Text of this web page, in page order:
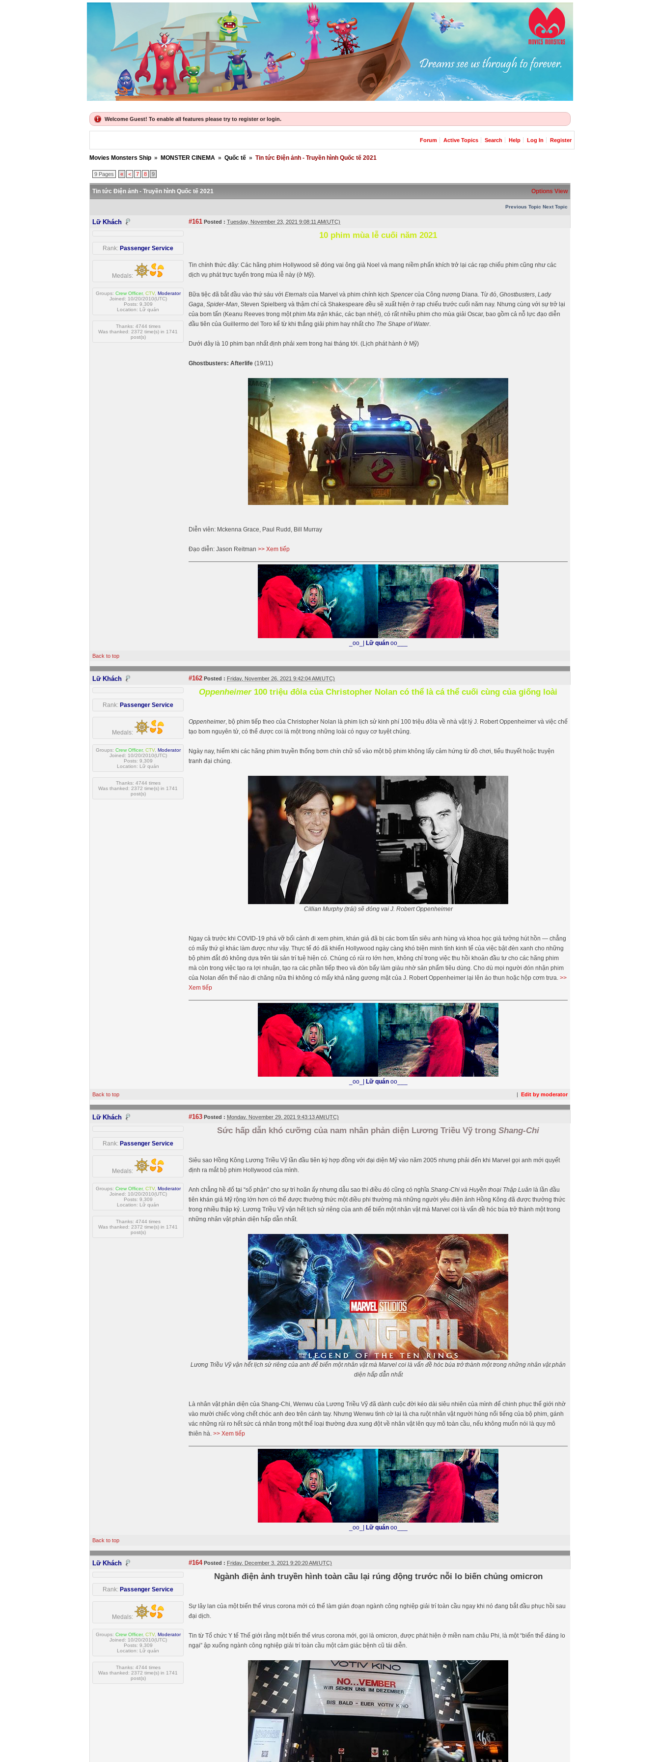
Welcome Guest! To enable all features please try to register or login.
Forum Active Topics Search Help Log In Register
Movies Monsters Ship » MONSTER CINEMA » Quốc tế » Tin tức Điện ảnh - Truyền hình Quốc tế 2021
9 Pages « < 7 8 9
Tin tức Điện ảnh - Truyền hình Quốc tế 2021 Options View
Previous Topic Next Topic
Lữ Khách #161 Posted : Tuesday, November 23, 2021 9:08:11 AM(UTC)
Rank: Passenger Service
Medals:
Groups: Crew Officer, CTV, Moderator
Joined: 10/20/2010(UTC)
Posts: 9,309
Location: Lữ quán
Thanks: 4744 times
Was thanked: 2372 time(s) in 1741
post(s)
10 phim mùa lễ cuối năm 2021
Tin chính thức đây: Các hãng phim Hollywood sẽ đóng vai ông già Noel và mang niềm phấn khích trở lại các rạp chiếu phim cũng như các
dịch vụ phát trực tuyến trong mùa lễ này (ở Mỹ).
Bữa tiệc đã bắt đầu vào thứ sáu với Eternals của Marvel và phim chính kịch Spencercủa Công nương Diana. Từ đó, Ghostbusters, Lady
Gaga, Spider-Man, Steven Spielberg và thậm chí cả Shakespeare đều sẽ xuất hiện ở rạp chiếu trước cuối năm nay. Nhưng cùng với sự trở lại
của bom tấn (Keanu Reeves trong một phim Ma trận khác, các bạn nhé!), có rất nhiều phim cho mùa giải Oscar, bao gồm cả nỗ lực đạo diễn
đầu tiên của Guillermo del Toro kể từ khi thắng giải phim hay nhất cho The Shape of Water.
Dưới đây là 10 phim bạn nhất định phải xem trong hai tháng tới. (Lịch phát hành ở Mỹ)
Ghostbusters: Afterlife (19/11)
Diễn viên: Mckenna Grace, Paul Rudd, Bill Murray
Đạo diễn: Jason Reitman >> Xem tiếp
_oo_| Lữ quán oo___
Back to top
Lữ Khách #162 Posted : Friday, November 26, 2021 9:42:04 AM(UTC)
Rank: Passenger Service
Medals:
Groups: Crew Officer, CTV, Moderator
Joined: 10/20/2010(UTC)
Posts: 9,309
Location: Lữ quán
Thanks: 4744 times
Was thanked: 2372 time(s) in 1741
post(s)
Oppenheimer 100 triệu đôla của Christopher Nolan có thể là cá thể cuối cùng của giống loài
Oppenheimer, bộ phim tiếp theo của Christopher Nolan là phim lịch sử kinh phí 100 triệu đôla về nhà vật lý J. Robert Oppenheimer và việc chế
tạo bom nguyên tử, có thể được coi là một trong những loài có nguy cơ tuyệt chủng.
Ngày nay, hiếm khi các hãng phim truyền thống bơm chín chữ số vào một bộ phim không lấy cảm hứng từ đồ chơi, tiểu thuyết hoặc truyện
tranh đại chúng.
Cillian Murphy (trái) sẽ đóng vai J. Robert Oppenheimer
Ngay cả trước khi COVID-19 phá vỡ bối cảnh đi xem phim, khán giả đã bị các bom tấn siêu anh hùng và khoa học giả tưởng hút hồn — chẳng
có mấy thứ gì khác làm được như vậy. Thực tế đó đã khiến Hollywood ngày càng khó biện minh tính kinh tế của việc bật đèn xanh cho những
bộ phim đắt đỏ không dựa trên tài sản trí tuệ hiện có. Chúng có rủi ro lớn hơn, không chỉ trong việc thu hồi khoản đầu tư cho các hãng phim
mà còn trong việc tạo ra lợi nhuận, tạo ra các phần tiếp theo và đòn bẩy làm giàu nhờ sản phẩm tiêu dùng. Cho dù mọi người đón nhận phim
của Nolan đến thế nào đi chăng nữa thì không có mấy khả năng gương mặt của J. Robert Oppenheimer lại lên áo thun hoặc hộp cơm trưa. >>
Xem tiếp
_oo_| Lữ quán oo___
Back to top | Edit by moderator
Lữ Khách #163 Posted : Monday, November 29, 2021 9:43:13 AM(UTC)
Rank: Passenger Service
Medals:
Groups: Crew Officer, CTV, Moderator
Joined: 10/20/2010(UTC)
Posts: 9,309
Location: Lữ quán
Thanks: 4744 times
Was thanked: 2372 time(s) in 1741
post(s)
Sức hấp dẫn khó cưỡng của nam nhân phản diện Lương Triều Vỹ trong Shang-Chi
Siêu sao Hồng Kông Lương Triều Vỹ lần đầu tiên ký hợp đồng với đại diện Mỹ vào năm 2005 nhưng phải đến khi Marvel gọi anh mới quyết
định ra mắt bộ phim Hollywood của mình.
Anh chẳng hề đổ tại “số phận” cho sự trì hoãn ấy nhưng dẫu sao thì điều đó cũng có nghĩa Shang-Chi và Huyền thoại Thập Luân là lần đầu
tiên khán giả Mỹ rộng lớn hơn có thể được thưởng thức một điều phi thường mà những người yêu điện ảnh Hồng Kông đã được thưởng thức
trong nhiều thập kỷ. Lương Triều Vỹ vận hết lịch sử riêng của anh để biến một nhân vật mà Marvel coi là vấn đề hóc búa trở thành một trong
những nhân vật phản diện hấp dẫn nhất.
Lương Triều Vỹ vận hết lịch sử riêng của anh để biến một nhân vật mà Marvel coi là vấn đề hóc búa trở thành một trong những nhân vật phản
diện hấp dẫn nhất
Là nhân vật phản diện của Shang-Chi, Wenwu của Lương Triều Vỹ đã dành cuộc đời kéo dài siêu nhiên của mình để chinh phục thế giới nhờ
vào mười chiếc vòng chết chóc anh đeo trên cánh tay. Nhưng Wenwu tình cờ lại là cha ruột nhân vật người hùng nổi tiếng của bộ phim, gánh
vác những rủi ro hết sức cá nhân trong một thể loại thường đưa xung đột về nhân vật lên quy mô toàn cầu, nếu không muốn nói là quy mô
thiên hà. >> Xem tiếp
_oo_| Lữ quán oo___
Back to top
Lữ Khách #164Posted : Friday, December 3, 2021 9:20:20 AM(UTC)
Rank: Passenger Service
Medals:
Groups: Crew Officer, CTV, Moderator
Joined: 10/20/2010(UTC)
Posts: 9,309
Location: Lữ quán
Thanks: 4744 times
Was thanked: 2372 time(s) in 1741
post(s)
Ngành điện ảnh truyền hình toàn cầu lại rúng động trước nỗi lo biến chủng omicron
Sự lây lan của một biến thể virus corona mới có thể làm gián đoạn ngành công nghiệp giải trí toàn cầu ngay khi nó đang bắt đầu phục hồi sau
đại dịch.
Tin từ Tổ chức Y tế Thế giới rằng một biến thể virus corona mới, gọi là omicron, được phát hiện ở miền nam châu Phi, là một “biến thể đáng lo
ngại” ập xuống ngành công nghiệp giải trí toàn cầu một cảm giác bệnh cũ tái diễn.